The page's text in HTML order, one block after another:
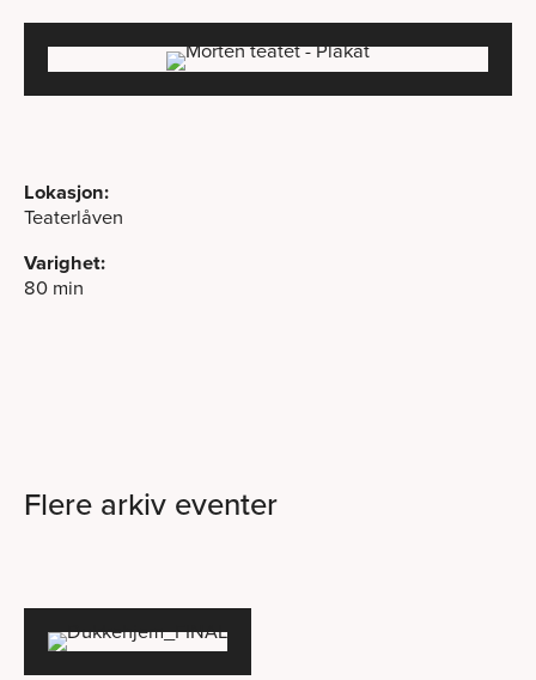
Lokasjon:
Teaterlåven
Varighet:
80 min
Flere arkiv eventer